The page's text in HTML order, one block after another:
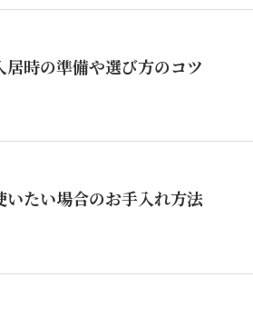
時の準備や選び方のコツ
たい場合のお手入れ方法